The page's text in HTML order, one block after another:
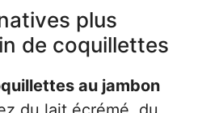
plus
de coquillettes
au jambon